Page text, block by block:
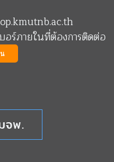
ร์ภายในที่ต้องการติดต่อ
จพ.